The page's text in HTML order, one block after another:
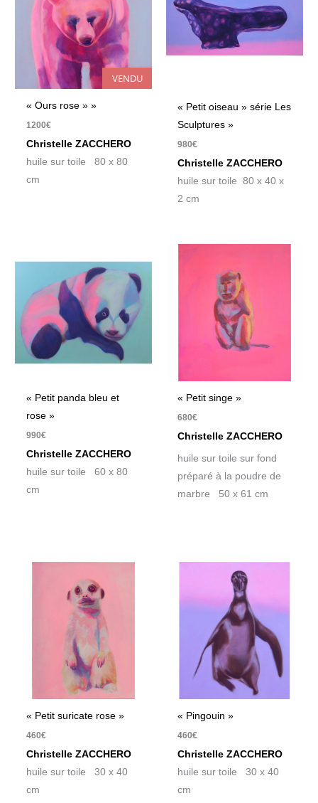
VENDU
« Ours rose » »
1200€
Christelle ZACCHERO
huile sur toile 80 x 80
cm
« Petit oiseau » série Les
Sculptures »
980€
Christelle ZACCHERO
huile sur toile 80 x 40 x
2 cm
« Petit panda bleu et
rose »
990€
Christelle ZACCHERO
huile sur toile 60 x 80
cm
« Petit singe »
680€
Christelle ZACCHERO
huile sur toile sur fond
préparé à la poudre de
marbre 50 x 61 cm
« Petit suricate rose »
460€
Christelle ZACCHERO
huile sur toile 30 x 40
cm
« Pingouin »
460€
Christelle ZACCHERO
huile sur toile 30 x 40
cm